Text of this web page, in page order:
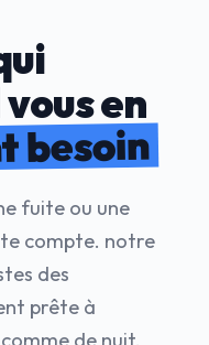
en
besoin
fuite ou une
compte. notre
des
prête à